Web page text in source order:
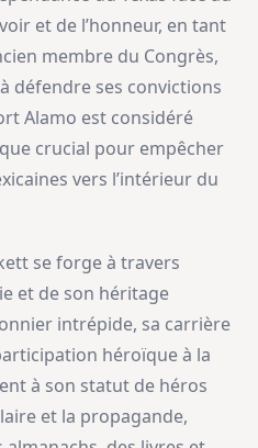
et de l’honneur, en tant
membre du Congrès,
défendre ses convictions
Alamo est considéré
crucial pour empêcher
vers l’intérieur du
se forge à travers
et de son héritage
intrépide, sa carrière
héroïque à la
à son statut de héros
et la propagande,